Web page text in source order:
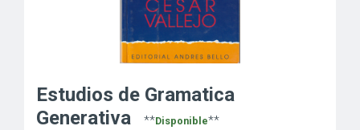
Estudios de Gramatica
Generativa **Disponible**